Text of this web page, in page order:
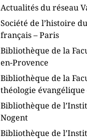
Actualités du réseau
Société de l’histoire
français – Paris
Bibliothèque de la
en-Provence
Bibliothèque de la
théologie évangélique
Bibliothèque de
Nogent
Bibliothèque de